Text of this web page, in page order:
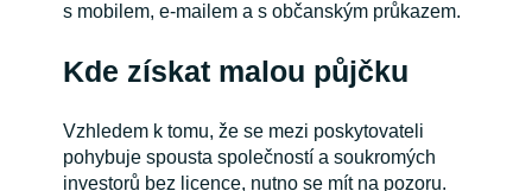
s mobilem, e-mailem a s občanským průkazem.
Kde získat malou půjčku
Vzhledem k tomu, že se mezi poskytovateli
pohybuje spousta společností a soukromých
investorů bez licence, nutno se mít na pozoru.